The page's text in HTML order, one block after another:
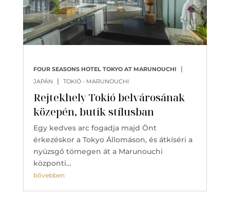
Rejtekhely Tokió belvárosának
közepén, butik stílusban
FOUR SEASONS HOTEL TOKYO AT MARUNOUCHI |
JAPÁN | TOKIÓ - MARUNOUCHI
Egy kedves arc fogadja majd Önt
érkezéskor a Tokyo Állomáson, és átkíséri a
nyüzsgő tömegen át a Marunouchi
központi…
bővebben